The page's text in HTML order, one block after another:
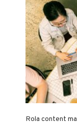
Rola content